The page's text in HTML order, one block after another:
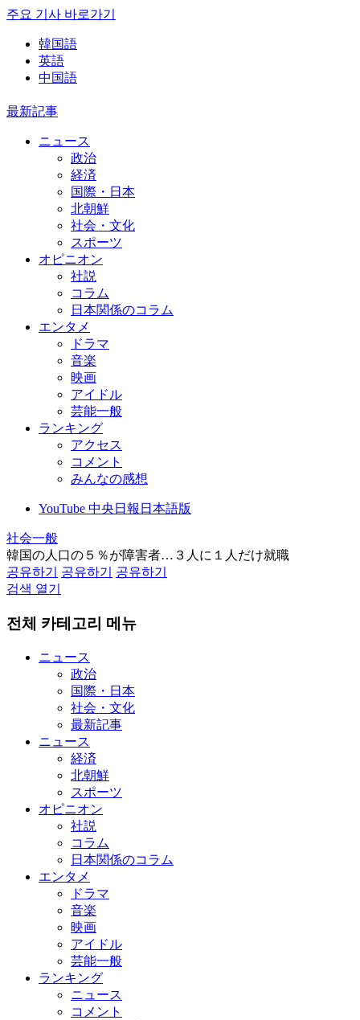
주요 기사 바로가기
韓国語
英語
中国語
最新記事
ニュース
政治
経済
国際・日本
北朝鮮
社会・文化
スポーツ
オピニオン
社説
コラム
日本関係のコラム
エンタメ
ドラマ
音楽
映画
アイドル
芸能一般
ランキング
アクセス
コメント
みんなの感想
YouTube 中央日報日本語版
社会一般
韓国の人口の５％が障害者…３人に１人だけ就職
공유하기
공유하기
공유하기
검색 열기
전체 카테고리 메뉴
ニュース
政治
国際・日本
社会・文化
最新記事
ニュース
経済
北朝鮮
スポーツ
オピニオン
社説
コラム
日本関係のコラム
エンタメ
ドラマ
音楽
映画
アイドル
芸能一般
ランキング
ニュース
コメント